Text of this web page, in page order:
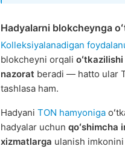
Hadyalarni blokcheynga
Kolleksiyalanadigan
blokcheyni orqali oʻtkazilishi
nazorat beradi — hatto ular
tashlasa ham.
Hadyani TON hamyoniga
hadyalar uchun qoʻshimcha
xizmatlarga ulanish